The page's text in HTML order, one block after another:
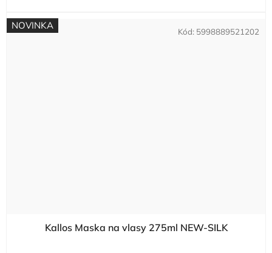
NOVINKA
Kallos Maska na vlasy 275ml NEW-SILK
Kód: 5998889521202